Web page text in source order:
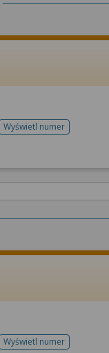
Wyświetl numer
telefonu do
Wyświetl numer
telefonu do